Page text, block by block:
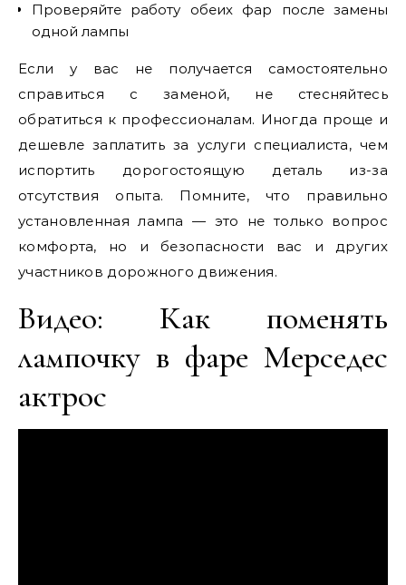
Проверяйте работу обеих фар после замены
одной лампы
Если у вас не получается самостоятельно
справиться с заменой, не стесняйтесь
обратиться к профессионалам. Иногда проще и
дешевле заплатить за услуги специалиста, чем
испортить дорогостоящую деталь из-за
отсутствия опыта. Помните, что правильно
установленная лампа — это не только вопрос
комфорта, но и безопасности вас и других
участников дорожного движения.
Видео: Как поменять
лампочку в фаре Мерседес
актрос